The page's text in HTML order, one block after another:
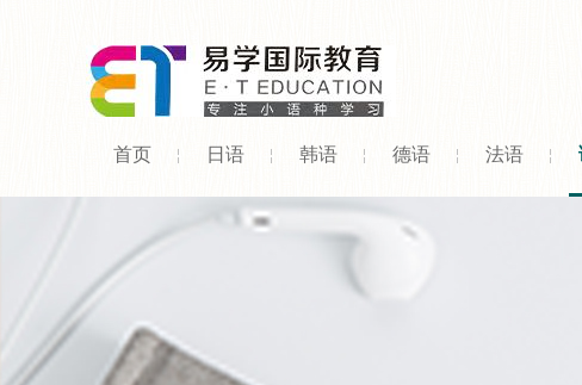
首页 日语 韩语 德语 法语